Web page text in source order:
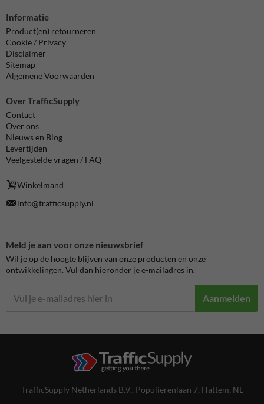
Informatie
Product(en) retourneren
Cookie / Privacy
Disclaimer
Sitemap
Algemene Voorwaarden
Over TrafficSupply
Contact
Over ons
Nieuws en Blog
Levertijden
Veelgestelde vragen / FAQ
Winkelmand
info@trafficsupply.nl
Meld je aan voor onze nieuwsbrief
Wil je op de hoogte blijven van onze producten en onze
ontwikkelingen. Vul dan hieronder je e-mailadres in.
Aanmelden
TrafficSupply Netherlands B.V., Populierenlaan 7, Hattem, NL